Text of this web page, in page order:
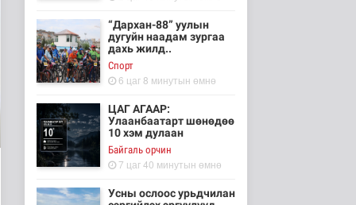
“Дархан-88” уулын
дугуйн наадам зургаа
дахь жилд..
Cпорт
6 цаг 8 минутын өмнө
ЦАГ АГААР:
Улаанбаатарт шөнөдөө
10 хэм дулаан
Байгаль орчин
7 цаг 40 минутын өмнө
Усны ослоос урьдчилан